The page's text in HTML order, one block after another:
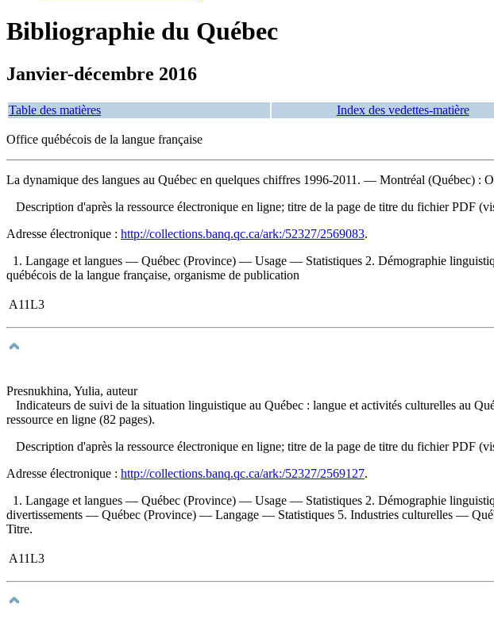
Bibliographie du Québec
Janvier-décembre 2016
Table des matières Index des vedettes-matière
Office québécois de la langue française
La dynamique des langues au Québec en quelques chiffres 1996-2011 . — Montréal (Québec) :
Description d'après la ressource électronique en ligne; titre de la page de titre du fichier PDF
Adresse électronique : http://collections.banq.qc.ca/ark:/52327/2569083.
1. Langage et langues — Québec (Province) — Usage — Statistiques 2. Démographie
québécois de la langue française, organisme de publication
A11L3
Presnukhina, Yulia, auteur
Indicateurs de suivi de la situation linguistique au Québec : langue et activités culturelles au
ressource en ligne (82 pages).
Description d'après la ressource électronique en ligne; titre de la page de titre du fichier PDF
Adresse électronique : http://collections.banq.qc.ca/ark:/52327/2569127.
1. Langage et langues — Québec (Province) — Usage — Statistiques 2. Démographie
divertissements — Québec (Province) — Langage — Statistiques 5. Industries culturelles —
Titre.
A11L3